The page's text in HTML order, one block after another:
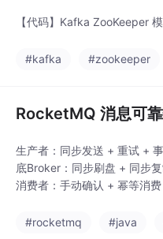
【代码】Kafka ZooKeeper
#kafka #zookeeper
RocketMQ 消息可
生产者：同步发送 + 重试 +
底Broker：同步刷盘 + 同步
消费者：手动确认 + 幂等消
#rocketmq
#java